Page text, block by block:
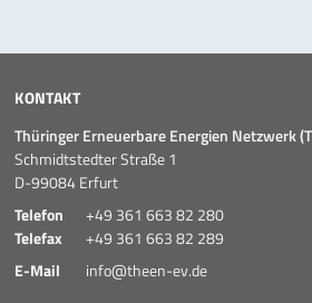
KONTAKT
Thüringer Erneuerbare Energien Netzwerk
Schmidtstedter Straße 1
D-99084 Erfurt
Telefon
+49 361 663 82 280
Telefax
+49 361 663 82 289
E-Mail
info@theen-ev.de